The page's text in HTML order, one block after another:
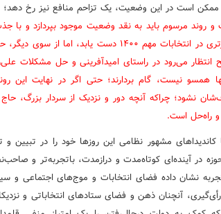
است در این وضعیت، یک تزاحم منافع نیز رخ دهد؛
و روند مرسوم باید به نقد وضعیت موجود بپردازد و با
به برتری در انتخابات مهم ۱۴۰۰ دست یابد،
انتظار می‌رود در راستای امیدآفرینی و حل مشکلات
همسو نیست، گام بردارند؛ حتی اگر در نهایت این
نشود؛ چراکه آنچه دور و نزدیک از سردار بزرگ،
و راه‌حل است.
کاندیداهای مشهور نظامی این روزها خود را در
در آینده‌ای کوتاه‌مدت و درازمدت، باتجربه‌تر و
نشان داده فضای انتخابات و موج‌های اجتماعی و
آنچنان ذهن و فضای ستادهای انتخاباتی و